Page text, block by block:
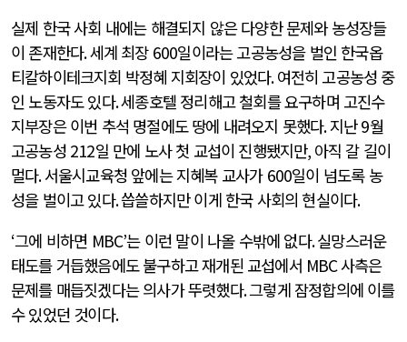
실제 한국 사회 내에는 해결되지 않은 다양한 문제와 농성장들
이 존재한다.세계 최장 600일이라는 고공농성을 벌인 한국옵
티칼하이테크지회 박정혜 지회장이 있었다.여전히 고공농성 중
인 노동자도 있다.세종호텔 정리해고 철회를 요구하며 고진수
지부장은 이번 추석 명절에도 땅에 내려오지 못했다.지난9월
고공농성 212일 만에 노사 첫 교섭이 진행됐지만, 아직 갈 길이
멀다.서울시교육청 앞에는 지혜복 교사가 600일이 넘도록 농
성을 벌이고 있다.씁쓸하지만 이게 한국 사회의 현실이다.
‘그에 비하면 MBC’는 이런 말이 나올 수밖에 없다.실망스러운
태도를 거듭했음에도 불구하고 재개된 교섭에서 MBC사측은
문제를 매듭짓겠다는 의사가 뚜렷했다.그렇게 잠정합의에 이를
수 있었던 것이다.